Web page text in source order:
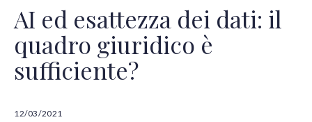
APPROFONDIMENTI
FOCUS SANITÀ
Tutte le categorie
Tutti gli autori
Tipologia contenuti
AI ed esattezza dei dati: il
quadro giuridico è
sufficiente?
12/03/2021